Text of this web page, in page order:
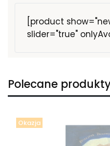
[product
slider="true"
Polecane
Okazja